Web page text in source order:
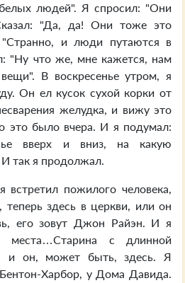
людей". Я спросил: "Они
"Да, да! Они тоже это
и люди путаются в
"Ну что же, мне кажется, нам
В воскресенье утром, я
Он ел кусок сухой корки от
желудка, и вижу это
это было вчера. И я подумал:
вверх и вниз, на какую
так я продолжал.
встретил пожилого человека,
здесь в церкви, или он
его зовут Джон Райэн. И я
места…Старина с длинной
и он, может быть, здесь. Я
Харбор, у Дома Давида.